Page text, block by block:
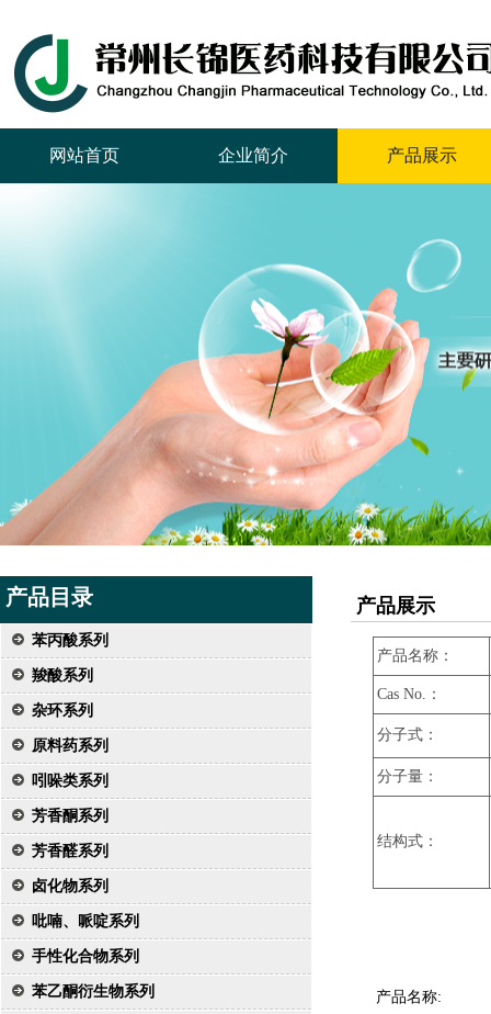
网站首页 企业简介 产品展示
产品目录
苯丙酸系列
羧酸系列
杂环系列
原料药系列
吲哚类系列
芳香酮系列
芳香醛系列
卤化物系列
吡喃、哌啶系列
手性化合物系列
苯乙酮衍生物系列
产品展示
产品名称：
Cas No.：
分子式：
分子量：
结构式：
产品名称: